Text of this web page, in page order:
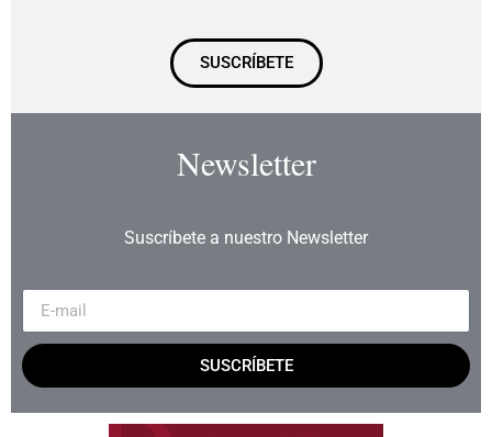
SUSCRÍBETE
Newsletter
Suscríbete a nuestro Newsletter
SUSCRÍBETE